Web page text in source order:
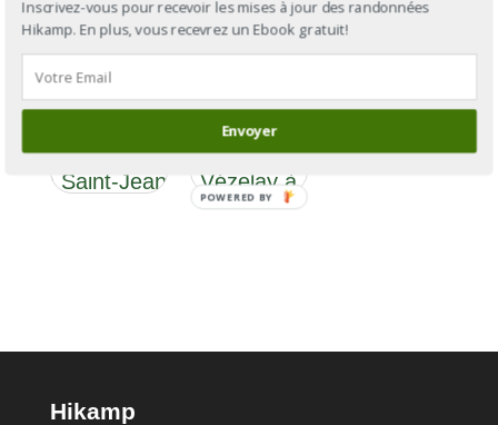
Le Chemin
d’Assise
Champagneux
à Saint-Jean-
Chemin
d’Assise :
de
Vézelay à
Assise
Hikamp
Inscrivez-vous pour recevoir les mises à jour des randonnées
Hikamp. En plus, vous recevrez un Ebook gratuit!
Envoyer
POWERED BY